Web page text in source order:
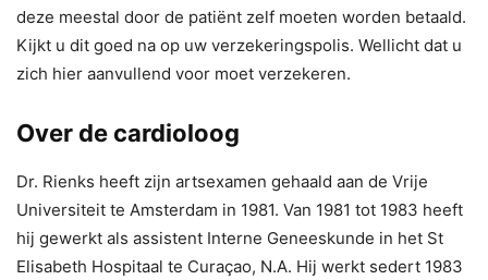
deze meestal door de patiënt zelf moeten worden betaald.
Kijkt u dit goed na op uw verzekeringspolis. Wellicht dat u
zich hier aanvullend voor moet verzekeren.
Over de cardioloog
Dr. Rienks heeft zijn artsexamen gehaald aan de Vrije
Universiteit te Amsterdam in 1981. Van 1981 tot 1983 heeft
hij gewerkt als assistent Interne Geneeskunde in het St
Elisabeth Hospitaal te Curaçao, N.A. Hij werkt sedert 1983